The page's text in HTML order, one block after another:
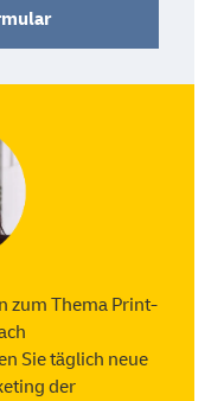
zum Thema Print-
Sie täglich neue
der